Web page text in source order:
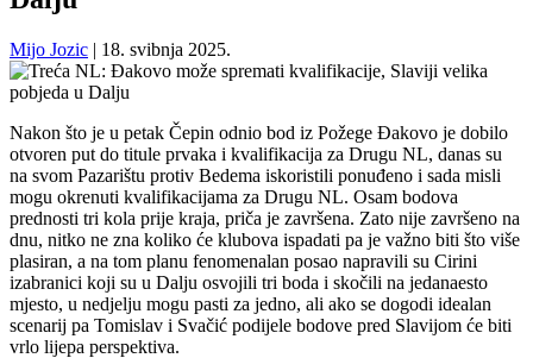
Mijo Jozic | 18. svibnja 2025.
Nakon što je u petak Čepin odnio bod iz Požege Đakovo je dobilo
otvoren put do titule prvaka i kvalifikacija za Drugu NL, danas su
na svom Pazarištu protiv Bedema iskoristili ponuđeno i sada misli
mogu okrenuti kvalifikacijama za Drugu NL. Osam bodova
prednosti tri kola prije kraja, priča je završena. Zato nije završeno na
dnu, nitko ne zna koliko će klubova ispadati pa je važno biti što više
plasiran, a na tom planu fenomenalan posao napravili su Cirini
izabranici koji su u Dalju osvojili tri boda i skočili na jedanaesto
mjesto, u nedjelju mogu pasti za jedno, ali ako se dogodi idealan
scenarij pa Tomislav i Svačić podijele bodove pred Slavijom će biti
vrlo lijepa perspektiva.